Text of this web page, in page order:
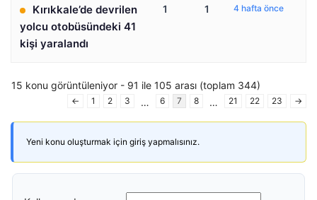
Kırıkkale’de devrilen
yolcu otobüsündeki 41
kişi yaralandı
1 1 4 hafta önce
15 konu görüntüleniyor - 91 ile 105 arası (toplam 344)
← 1 2 3 … 6 7 8 … 21 22 23 →
Yeni konu oluşturmak için giriş yapmalısınız.